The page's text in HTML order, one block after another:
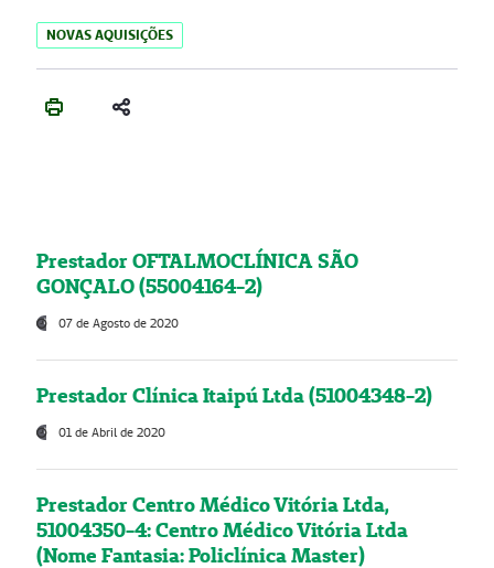
NOVAS AQUISIÇÕES
Prestador OFTALMOCLÍNICA SÃO
GONÇALO (55004164-2)
07 de Agosto de 2020
Prestador Clínica Itaipú Ltda (51004348-2)
01 de Abril de 2020
Prestador Centro Médico Vitória Ltda,
51004350-4: Centro Médico Vitória Ltda
(Nome Fantasia: Policlínica Master)